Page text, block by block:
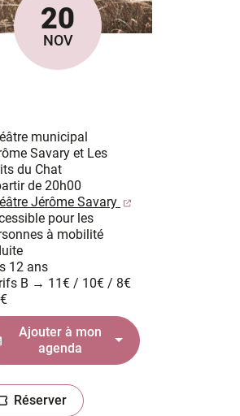
Le
20
NOV
municipal
Savary et Les
du Chat
de 20h00
Jérôme Savary
(ouverture dans
pour les
à mobilité
12 ans
B → 11€ / 10€ / 8€
Ajouter à mon
agenda
Réserver
(ouverture dans un nouvel onglet)